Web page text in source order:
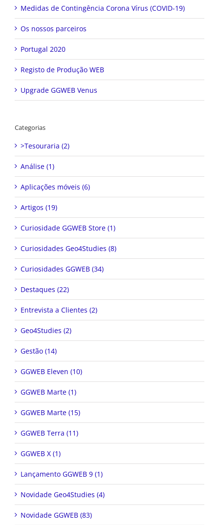
Medidas de Contingência Corona Vírus (COVID-19)
Os nossos parceiros
Portugal 2020
Registo de Produção WEB
Upgrade GGWEB Venus
Categorias
>Tesouraria (2)
Análise (1)
Aplicações móveis (6)
Artigos (19)
Curiosidade GGWEB Store (1)
Curiosidades Geo4Studies (8)
Curiosidades GGWEB (34)
Destaques (22)
Entrevista a Clientes (2)
Geo4Studies (2)
Gestão (14)
GGWEB Eleven (10)
GGWEB Marte (1)
GGWEB Marte (15)
GGWEB Terra (11)
GGWEB X (1)
Lançamento GGWEB 9 (1)
Novidade Geo4Studies (4)
Novidade GGWEB (83)